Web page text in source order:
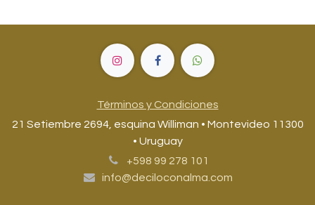
Términos y Condiciones
21 Setiembre 2694, esquina Williman • Montevideo 11300
• Uruguay
+598 99 278 101
info@deciloconalma.com